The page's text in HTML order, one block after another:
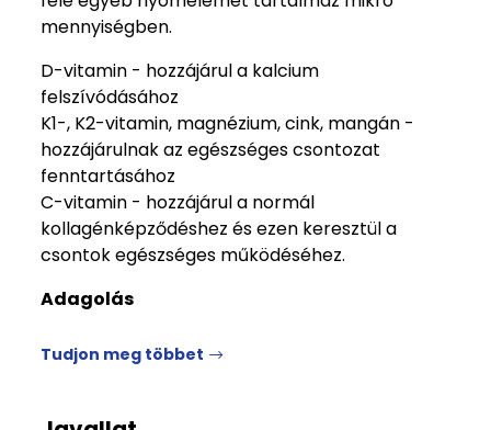
mennyiségben.
D-vitamin - hozzájárul a kalcium
felszívódásához
K1-, K2-vitamin, magnézium, cink, mangán -
hozzájárulnak az egészséges csontozat
fenntartásához
C-vitamin - hozzájárul a normál
kollagénképződéshez és ezen keresztül a
csontok egészséges működéséhez.
Adagolás
Tudjon meg többet